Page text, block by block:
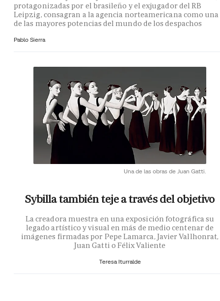
protagonizadas por el brasileño y el exjugador del RB
Leipzig, consagran a la agencia norteamericana como una
de las mayores potencias del mundo de los despachos
Pablo Sierra
Una de las obras de Juan Gatti.
Sybilla también teje a través del objetivo
La creadora muestra en una exposición fotográfica su
legado artístico y visual en más de medio centenar de
imágenes firmadas por Pepe Lamarca, Javier Vallhonrat,
Juan Gatti o Félix Valiente
Teresa Iturralde